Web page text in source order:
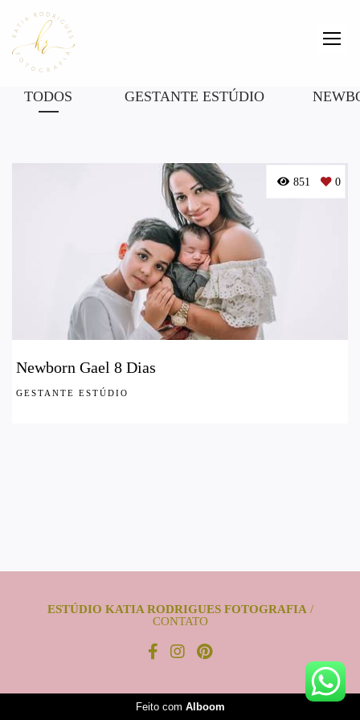
TODOS GESTANTE ESTÚDIO
Newborn Gael 8 Dias
GESTANTE ESTÚDIO
851 0
ESTÚDIO KATIA RODRIGUES FOTOGRAFIA /
CONTATO
Feito com Alboom